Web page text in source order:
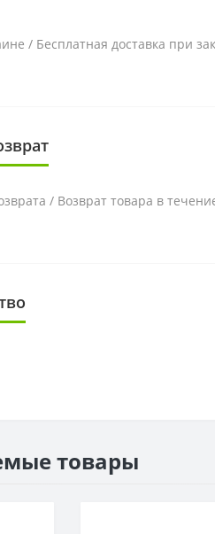
/ Бесплатная доставка при
/ Возврат товара в
товары